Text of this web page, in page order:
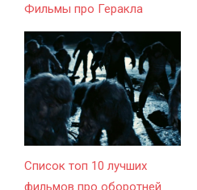
Фильмы про Геракла
Список топ 10 лучших
фильмов про оборотней